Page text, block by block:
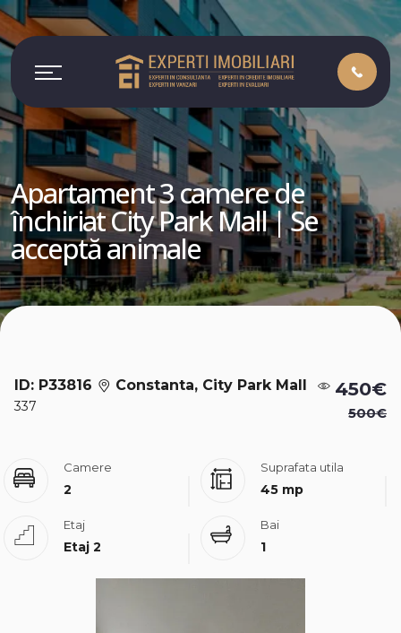
Apartament 3 camere de
închiriat City Park Mall | Se
acceptă animale
ID: P33816 Constanta, City Park Mall
337
450€
500€
Camere
2
Suprafata utila
45 mp
Etaj
Etaj 2
Bai
1